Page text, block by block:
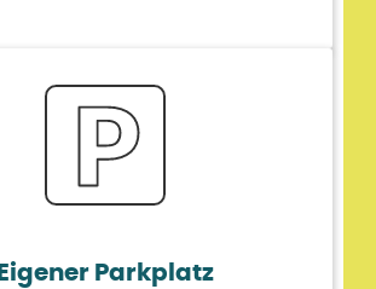
Eigener Parkplatz